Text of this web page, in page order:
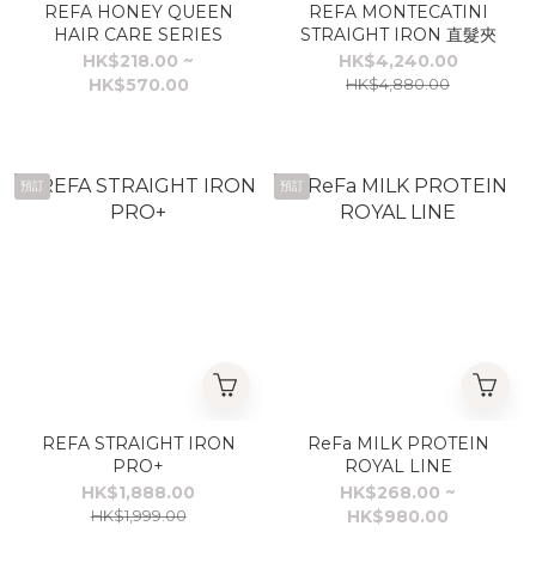
REFA HONEY QUEEN
HAIR CARE SERIES
HK$218.00 ~
HK$570.00
REFA MONTECATINI
STRAIGHT IRON 直髮夾
HK$4,240.00
HK$4,880.00
預訂
REFA STRAIGHT IRON
PRO+
HK$1,888.00
HK$1,999.00
預訂
ReFa MILK PROTEIN
ROYAL LINE
HK$268.00 ~
HK$980.00